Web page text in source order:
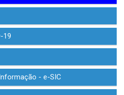
19
- e-SIC